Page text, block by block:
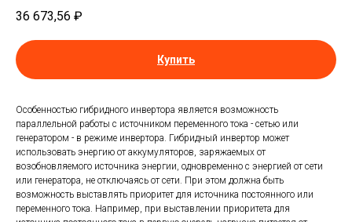
36 673,56 ₽
Купить
Особенностью гибридного инвертора является возможность
параллельной работы с источником переменного тока - сетью или
генератором - в режиме инвертора. Гибридный инвертор может
использовать энергию от аккумуляторов, заряжаемых от
возобновляемого источника энергии, одновременно с энергией от сети
или генератора, не отключаясь от сети. При этом должна быть
возможность выставлять приоритет для источника постоянного или
переменного тока. Например, при выставлении приоритета для